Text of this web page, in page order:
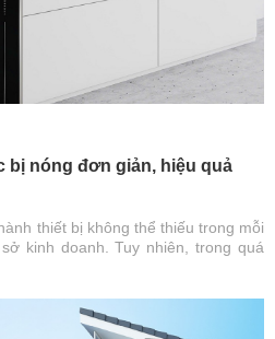
bị nóng đơn giản, hiệu quả
thiết bị không thể thiếu trong mỗi
kinh doanh. Tuy nhiên, trong quá